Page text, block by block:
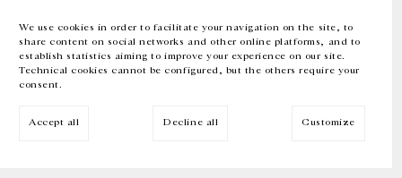
We use cookies in order to facilitate your navigation on the site, to
share content on social networks and other online platforms, and to
establish statistics aiming to improve your experience on our site.
Technical cookies cannot be configured, but the others require your
consent.
Accept all Decline all Customize
EN FR 中文 Facebook Instagram
Inscrivez-vous à notre newsletter